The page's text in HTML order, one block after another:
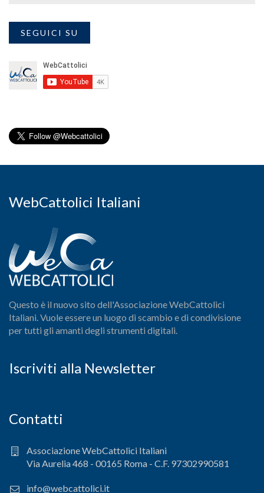
SEGUICI SU
WebCattolici Italiani
Questo è il nuovo sito dell'Associazione WebCattolici
Italiani. Vuole essere un luogo di scambio e di condivisione
per tutti gli amanti degli strumenti digitali.
Iscriviti alla Newsletter
Contatti
Associazione WebCattolici Italiani
Via Aurelia 468 - 00165 Roma - C.F. 97302990581
info@webcattolici.it